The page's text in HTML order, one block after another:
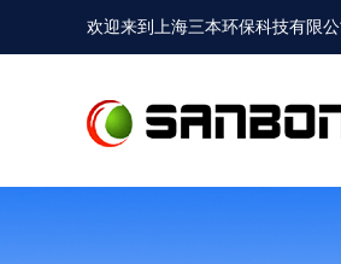
欢迎来到 上海三本环保科技有限公